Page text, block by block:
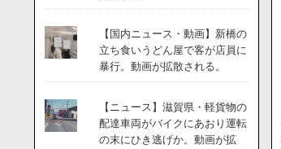
【国内ニュース・動画】新橋の
立ち食いうどん屋で客が店員に
暴行。動画が拡散される。
【ニュース】滋賀県・軽貨物の
配達車両がバイクにあおり運転
の末にひき逃げか。動画が拡